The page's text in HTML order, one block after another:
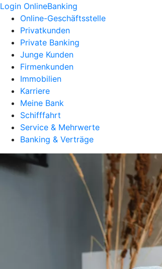
Login OnlineBanking
Online-Geschäftsstelle
Privatkunden
Private Banking
Junge Kunden
Firmenkunden
Immobilien
Karriere
Meine Bank
Schifffahrt
Service & Mehrwerte
Banking & Verträge